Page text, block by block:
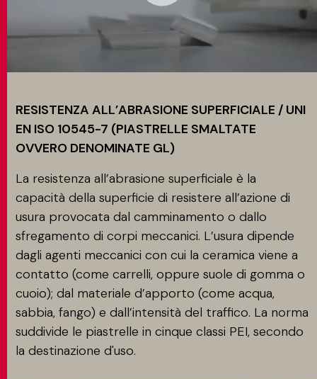
RESISTENZA ALL’ABRASIONE SUPERFICIALE / UNI
EN ISO 10545-7 (PIASTRELLE SMALTATE
OVVERO DENOMINATE GL)
La resistenza all’abrasione superficiale è la
capacità della superficie di resistere all’azione di
usura provocata dal camminamento o dallo
sfregamento di corpi meccanici. L’usura dipende
dagli agenti meccanici con cui la ceramica viene a
contatto (come carrelli, oppure suole di gomma o
cuoio); dal materiale d’apporto (come acqua,
sabbia, fango) e dall’intensità del traffico. La norma
suddivide le piastrelle in cinque classi PEI, secondo
la destinazione d'uso.